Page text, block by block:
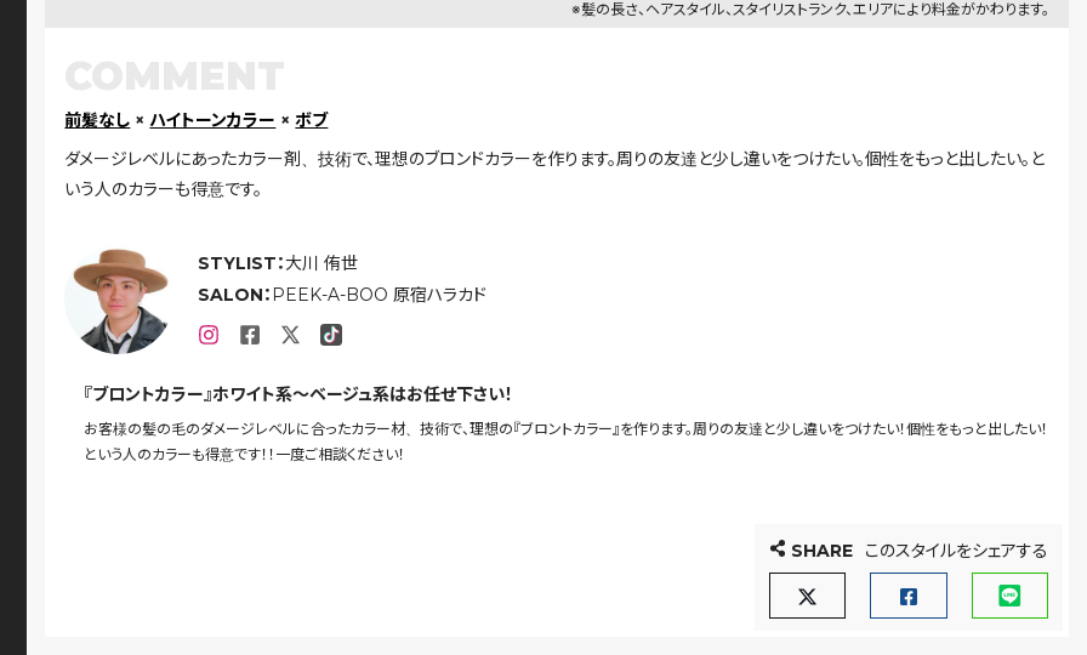
※髪の長さ、ヘアスタイル、スタイリストランク、エリアにより料金がかわります。
STYLIST：大川 侑世
SALON： PEEK-A-BOO 原宿ハラカド
『ブロントカラー』ホワイト系〜ベージュ系はお任せ下さい！
お客様の髪の毛のダメージレベルに合ったカラー材、技術で、理想の『ブロントカラー』を作ります。周りの友達と少し違いをつけたい！個性をもっと出したい！
という人のカラーも得意です！！一度ご相談ください！
前髪なし × ハイトーンカラー ×ボブ
ダメージレベルにあったカラー剤、技術で、理想のブロンドカラーを作ります。周りの友達と少し違いをつけたい。個性をもっと出したい。と
いう人のカラーも得意です。
SHARE このスタイルをシェアする